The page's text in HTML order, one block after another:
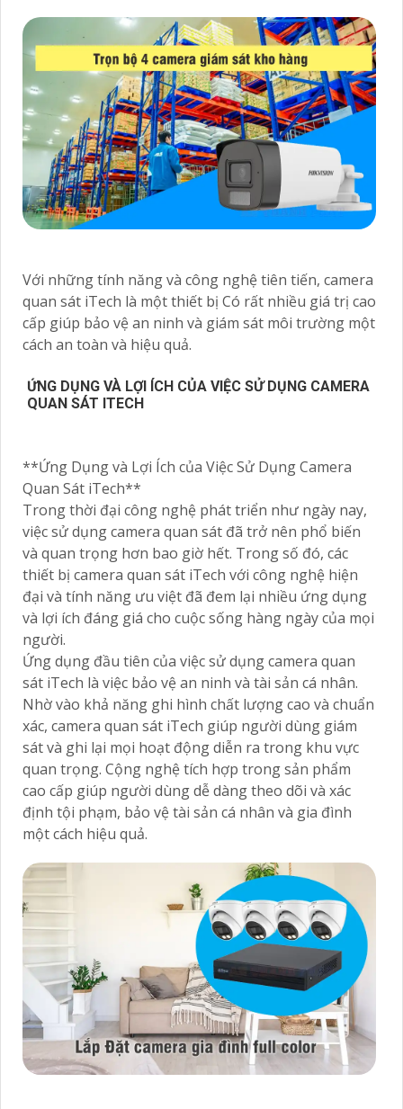
Với những tính năng và công nghệ tiên tiến, camera
quan sát iTech là một thiết bị Có rất nhiều giá trị cao
cấp giúp bảo vệ an ninh và giám sát môi trường một
cách an toàn và hiệu quả.
ỨNG DỤNG VÀ LỢI ÍCH CỦA VIỆC SỬ DỤNG CAMERA
QUAN SÁT ITECH
**Ứng Dụng và Lợi Ích của Việc Sử Dụng Camera
Quan Sát iTech**
Trong thời đại công nghệ phát triển như ngày nay,
việc sử dụng camera quan sát đã trở nên phổ biến
và quan trọng hơn bao giờ hết. Trong số đó, các
thiết bị camera quan sát iTech với công nghệ hiện
đại và tính năng ưu việt đã đem lại nhiều ứng dụng
và lợi ích đáng giá cho cuộc sống hàng ngày của mọi
người.
Ứng dụng đầu tiên của việc sử dụng camera quan
sát iTech là việc bảo vệ an ninh và tài sản cá nhân.
Nhờ vào khả năng ghi hình chất lượng cao và chuẩn
xác, camera quan sát iTech giúp người dùng giám
sát và ghi lại mọi hoạt động diễn ra trong khu vực
quan trọng. Cộng nghệ tích hợp trong sản phẩm
cao cấp giúp người dùng dễ dàng theo dõi và xác
định tội phạm, bảo vệ tài sản cá nhân và gia đình
một cách hiệu quả.